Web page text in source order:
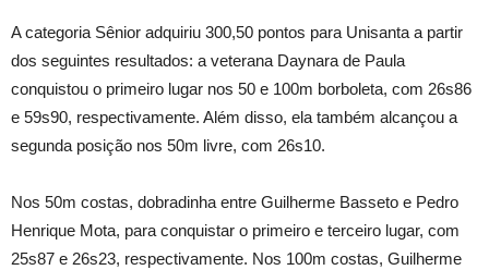
A categoria Sênior adquiriu 300,50 pontos para Unisanta a partir
dos seguintes resultados: a veterana Daynara de Paula
conquistou o primeiro lugar nos 50 e 100m borboleta, com 26s86
e 59s90, respectivamente. Além disso, ela também alcançou a
segunda posição nos 50m livre, com 26s10.
Nos 50m costas, dobradinha entre Guilherme Basseto e Pedro
Henrique Mota, para conquistar o primeiro e terceiro lugar, com
25s87 e 26s23, respectivamente. Nos 100m costas, Guilherme